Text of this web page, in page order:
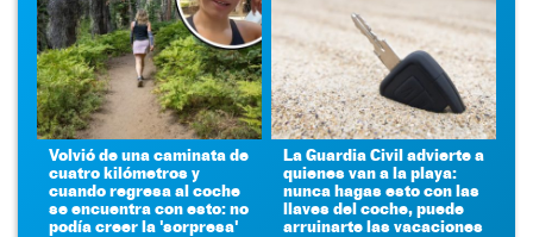
Volvió de una caminata de
cuatro kilómetros y
cuando regresa al coche
se encuentra con esto: no
podía creer la 'sorpresa'
La Guardia Civil advierte a
quienes van a la playa:
nunca hagas esto con las
llaves del coche, puede
arruinarte las vacaciones